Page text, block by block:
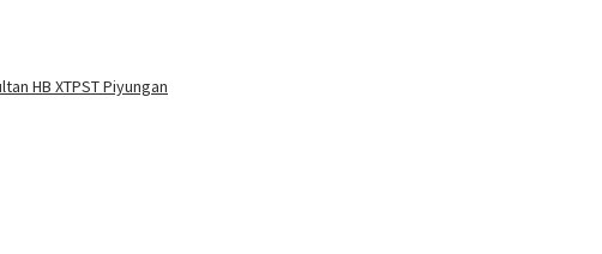
HB XTPST Piyungan